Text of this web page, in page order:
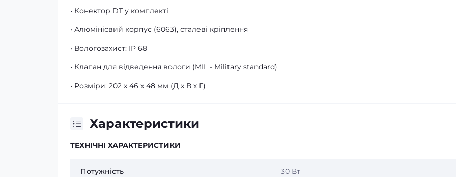
• Конектор DT у комплекті
• Алюмінієвий корпус (6063), сталеві кріплення
• Вологозахист: IP 68
• Клапан для відведення вологи (MIL - Military standard)
• Розміри: 202 х 46 х 48 мм (Д х В х Г)
Характеристики
ТЕХНІЧНІ ХАРАКТЕРИСТИКИ
Потужність 30 Вт